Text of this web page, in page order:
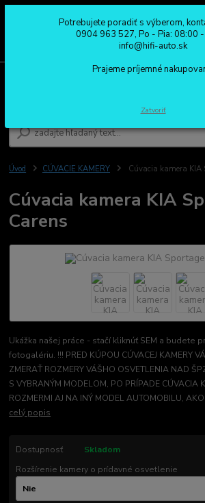
0904 963 527
Po - Pia: 08:00 - 16:00
Úvod CÚVACIE KAMERY Cúvacia kamera KIA
Cúvacia kamera KIA
Carens
Ukážka našej práce - stačí kliknúť SEM a budete
fotogalériu. !!! PRED KÚPOU CÚVACEJ KAMERY
ZMERAŤ ROZMERY VÁŠHO OSVETLENIA NAD
S VYBRANÝM MODELOM, PO PRÍPADE CÚVACIA
ROZMERMI AJ NA INÝ MODEL AUTOMOBILU,
celý popis
Dostupnosť
Skladom
Rozšírenie kamery o prídavné osvetlenie
Potrebujete poradiť s výberom,
0904 963 527, Po - Pia: 08:00
info@hifi-auto.sk
Prajeme príjemné
Zatvoriť